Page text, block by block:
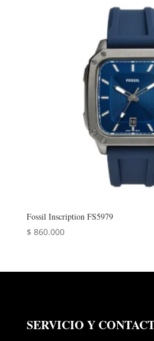
Fossil Inscription FS5979
$ 860.000
SERVICIO Y